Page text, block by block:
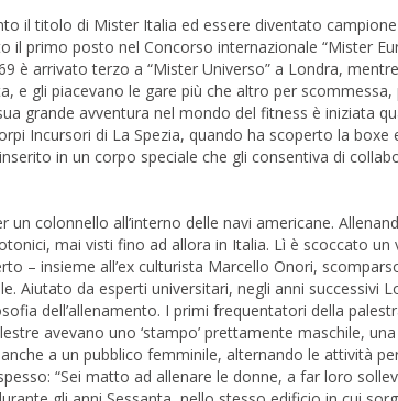
il titolo di Mister Italia ed essere diventato
il primo posto nel Concorso internazionale “Mister
è arrivato terzo a “Mister Universo” a Londra,
e gli piacevano le gare più che altro per
grande avventura nel mondo del fitness è iniziata
Incursori di La Spezia, quando ha scoperto la boxe
in un corpo speciale che gli consentiva di
colonnello all’interno delle navi americane.
mai visti fino ad allora in Italia. Lì è scoccato
– insieme all’ex culturista Marcello Onori,
Aiutato da esperti universitari, negli anni successivi
dell’allenamento. I primi frequentatori della
avevano uno ‘stampo’ prettamente maschile,
a un pubblico femminile, alternando le attività
“Sei matto ad allenare le donne, a far loro